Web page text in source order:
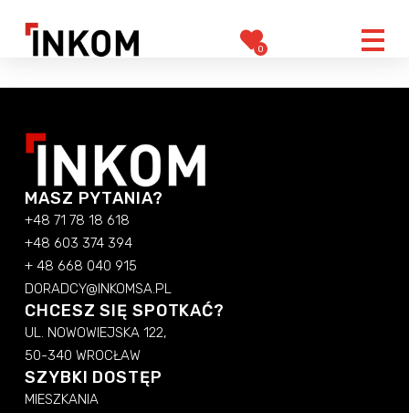
0
MASZ PYTANIA?
+48 71 78 18 618
+48 603 374 394
+ 48 668 040 915
DORADCY@INKOMSA.PL
CHCESZ SIĘ SPOTKAĆ?
UL. NOWOWIEJSKA 122,
50-340 WROCŁAW
SZYBKI DOSTĘP
MIESZKANIA